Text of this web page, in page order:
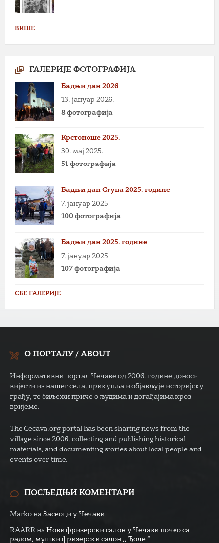
ВИШЕ
ГАЛЕРИЈЕ ФОТОГРАФИЈА
Бадњи дан 2026
13. јануар 2026.
8 фотографија
Крстоноше 2025.
30. мај 2025.
51 фотографија
Бадњи дан Ступа 2025. године
7. јануар 2025.
100 фотографија
Бадњи дан 2025. године
7. јануар 2025.
107 фотографија
СВЕ ГАЛЕРИЈЕ
О ПОРТАЛУ / ABOUT
Информативни портал Чечаве од 2006. године доноси
вијести из нашег села, прикупља и објављује историјску
грађу, те биљежи приче о људима и догађајима кроз
вријеме.
The Cecava.org portal has been sharing news from the
village since 2006, collecting and publishing historical
materials, and documenting stories about local people and
events over time.
ПОСЉЕДЊИ КОМЕНТАРИ
Marko на Засеоци у Чечави
RAARR на Нови фризерски салон у Чечави почео са
радом, мушки фризерски салон ,, Ђоле “